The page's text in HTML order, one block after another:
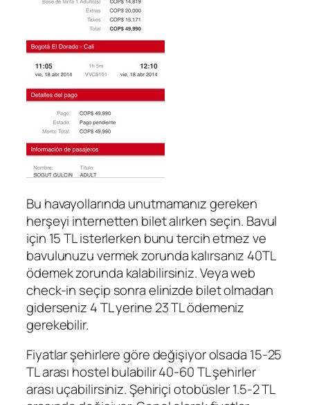
Bu havayollarında unutmamanız gereken
herşeyi internetten bilet alırken seçin. Bavul
için 15 TL isterlerken bunu tercih etmez ve
bavulunuzu vermek zorunda kalırsanız 40TL
ödemek zorunda kalabilirsiniz. Veya web
check-in seçip sonra elinizde bilet olmadan
giderseniz 4 TL yerine 23 TL ödemeniz
gerekebilir.
Fiyatlar şehirlere göre değişiyor olsada 15-25
TL arası hostel bulabilir 40-60 TL şehirler
arası uçabilirsiniz. Şehiriçi otobüsler 1.5-2 TL